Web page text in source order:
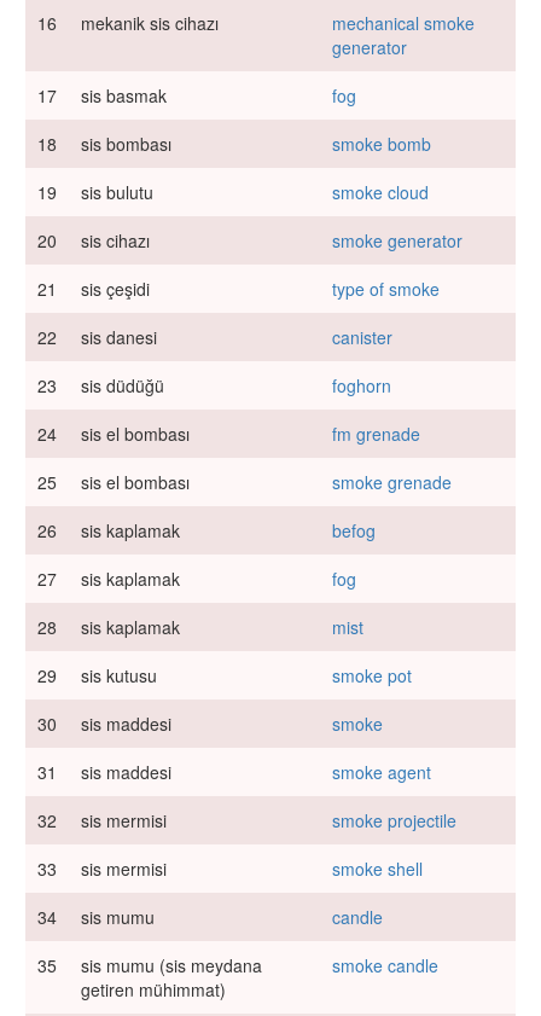
16
mekanik sis cihazı
mechanical smoke
generator
17
sis basmak
fog
18
sis bombası
smoke bomb
19
sis bulutu
smoke cloud
20
sis cihazı
smoke generator
21
sis çeşidi
type of smoke
22
sis danesi
canister
23
sis düdüğü
foghorn
24
sis el bombası
fm grenade
25
sis el bombası
smoke grenade
26
sis kaplamak
befog
27
sis kaplamak
fog
28
sis kaplamak
mist
29
sis kutusu
smoke pot
30
sis maddesi
smoke
31
sis maddesi
smoke agent
32
sis mermisi
smoke projectile
33
sis mermisi
smoke shell
34
sis mumu
candle
35
sis mumu (sis meydana
getiren mühimmat)
smoke candle